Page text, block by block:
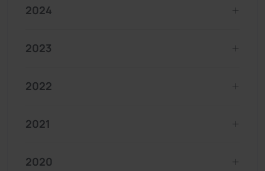
2024
2023
2022
2021
2020